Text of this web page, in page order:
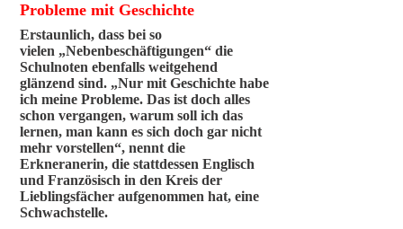
Probleme mit Geschichte
Erstaunlich, dass bei so
vielen „Nebenbeschäftigungen“ die
Schulnoten ebenfalls weitgehend
glänzend sind. „Nur mit Geschichte habe
ich meine Probleme. Das ist doch alles
schon vergangen, warum soll ich das
lernen, man kann es sich doch gar nicht
mehr vorstellen“, nennt die
Erkneranerin, die stattdessen Englisch
und Französisch in den Kreis der
Lieblingsfächer aufgenommen hat, eine
Schwachstelle.